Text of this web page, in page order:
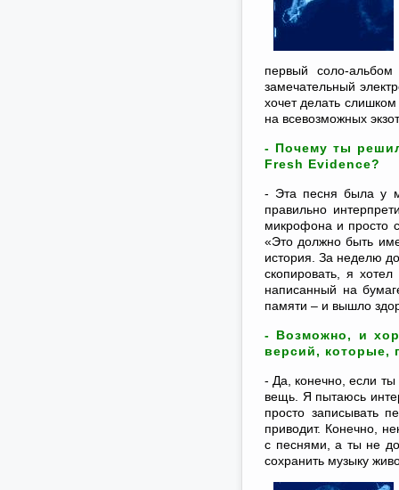
первый соло-
замечательный
хочет делать
на всевозможных
- Почему ты
Fresh Evidence?
- Эта песня была у
правильно
микрофона и просто
«Это должно быть
история. За неделю
скопировать, я
написанный на
памяти – и вышло
- Возможно, и
версий, которые,
- Да, конечно, если
вещь. Я пытаюсь
просто записывать
приводит. Конечно,
с песнями, а ты не
сохранить музыку